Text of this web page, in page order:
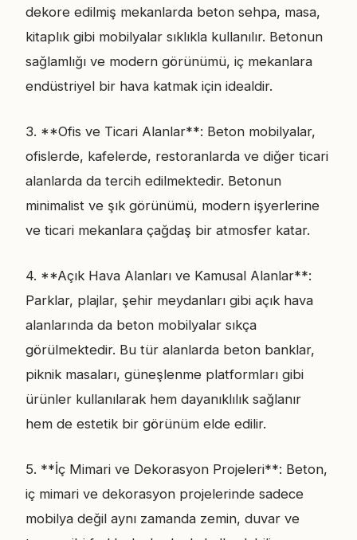
dekore edilmiş mekanlarda beton sehpa, masa,
kitaplık gibi mobilyalar sıklıkla kullanılır. Betonun
sağlamlığı ve modern görünümü, iç mekanlara
endüstriyel bir hava katmak için idealdir.
3. **Ofis ve Ticari Alanlar**: Beton mobilyalar,
ofislerde, kafelerde, restoranlarda ve diğer ticari
alanlarda da tercih edilmektedir. Betonun
minimalist ve şık görünümü, modern işyerlerine
ve ticari mekanlara çağdaş bir atmosfer katar.
4. **Açık Hava Alanları ve Kamusal Alanlar**:
Parklar, plajlar, şehir meydanları gibi açık hava
alanlarında da beton mobilyalar sıkça
görülmektedir. Bu tür alanlarda beton banklar,
piknik masaları, güneşlenme platformları gibi
ürünler kullanılarak hem dayanıklılık sağlanır
hem de estetik bir görünüm elde edilir.
5. **İç Mimari ve Dekorasyon Projeleri**: Beton,
iç mimari ve dekorasyon projelerinde sadece
mobilya değil aynı zamanda zemin, duvar ve